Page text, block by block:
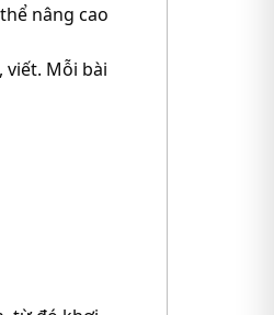
nâng cao
viết. Mỗi bài